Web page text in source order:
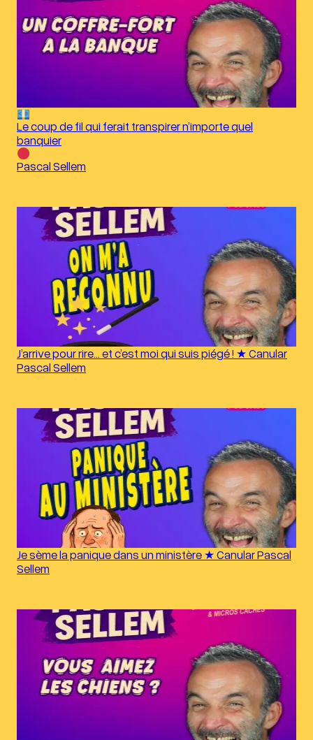
Le coup de fil qui ferait transpirer n’importe quel
banquier
Pascal Sellem
J’arrive pour rire… et c’est moi qui suis piégé ! ★ Canular
Pascal Sellem
Je sème la panique dans un ministère ★ Canular Pascal
Sellem